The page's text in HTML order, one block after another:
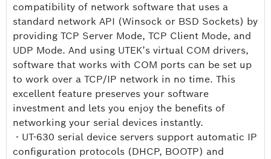
compatibility of network software that uses a
standard network API (Winsock or BSD Sockets) by
providing TCP Server Mode, TCP Client Mode, and
UDP Mode. And using UTEK’s virtual COM drivers,
software that works with COM ports can be set up
to work over a TCP/IP network in no time. This
excellent feature preserves your software
investment and lets you enjoy the benefits of
networking your serial devices instantly.
- UT-630 serial device servers support automatic IP
configuration protocols (DHCP, BOOTP) and